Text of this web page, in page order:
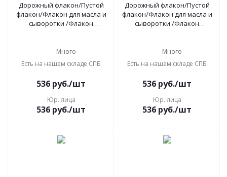
Дорожный флакон/Пустой
флакон/Флакон для масла и
сыворотки /Флакон
Много
Есть на нашем складе СПБ
536 руб./шт
Юр. лица
536 руб./шт
Дорожный флакон/Пустой
флакон/Флакон для масла и
сыворотки /Флакон
Много
Есть на нашем складе СПБ
536 руб./шт
Юр. лица
536 руб./шт